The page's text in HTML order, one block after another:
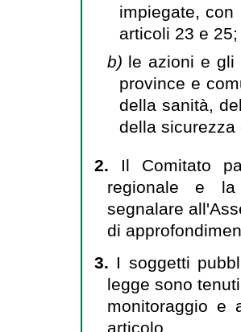
impiegate,
articoli 23 e 25;
b) le azioni e gli
province e
della sanità,
della
2. Il Comitato
regionale e la
segnalare
di
3. I soggetti
legge sono
monitoraggio e
articolo.